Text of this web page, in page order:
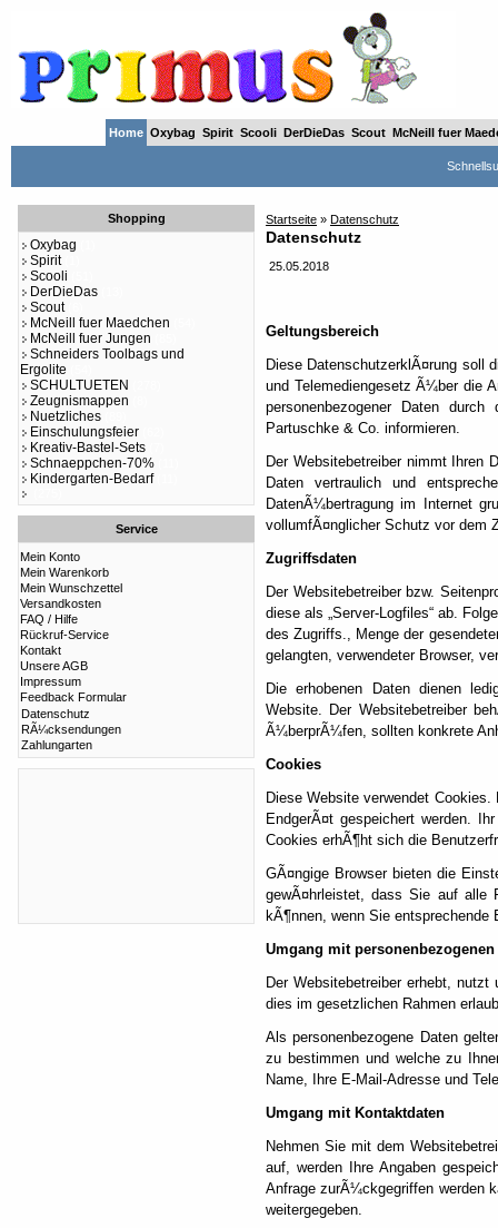
Home Oxybag Spirit Scooli DerDieDas Scout McNeill fuer
Shopping
Oxybag
Spirit(1)
Scooli
DerDieDas
Scout(6)
McNeill fuer Maedchen
McNeill fuer Jungen
Schneiders Toolbags und
Ergolite
SCHULTUETEN
Zeugnismappen
Nuetzliches
Einschulungsfeier
Kreativ-Bastel-Sets
Schnaeppchen-70%
Kindergarten-Bedarf(11)
Service
Mein Konto
Mein Warenkorb
Mein Wunschzettel
Versandkosten
FAQ / Hilfe
Rückruf-Service
Kontakt
Unsere AGB
Impressum
Feedback Formular
Datenschutz
RÃ¼cksendungen
Zahlungarten
Startseite » Datenschutz
Datenschutz
25.05.2018
Geltungsbereich
Diese DatenschutzerklÃ¤rung soll
und Telemediengesetz Ã¼ber die
personenbezogener Daten
Partuschke & Co. informieren.
Der Websitebetreiber nimmt Ihren
Daten vertraulich und
DatenÃ¼bertragung im Internet
vollumfÃ¤nglicher Schutz vor dem
Zugriffsdaten
Der Websitebetreiber bzw.
diese als „Server-Logfiles“ ab.
des Zugriffs., Menge der
gelangten, verwendeter Browser,
Die erhobenen Daten dienen
Website. Der Websitebetreiber
Ã¼berprÃ¼fen, sollten konkrete
Cookies
Diese Website verwendet
EndgerÃ¤t gespeichert werden.
Cookies erhÃ¶ht sich die
GÃ¤ngige Browser bieten die
gewÃ¤hrleistet, dass Sie auf alle
kÃ¶nnen, wenn Sie entsprechende
Umgang mit personenbezogenen
Der Websitebetreiber erhebt, nutzt
dies im gesetzlichen Rahmen
Als personenbezogene Daten
zu bestimmen und welche zu
Name, Ihre E-Mail-Adresse und
Umgang mit Kontaktdaten
Nehmen Sie mit dem
auf, werden Ihre Angaben
Anfrage zurÃ¼ckgegriffen werden
weitergegeben.